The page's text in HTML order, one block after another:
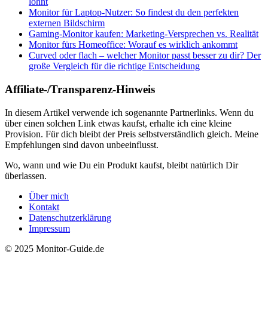
Monitor für Laptop-Nutzer: So findest du den perfekten
externen Bildschirm
Gaming-Monitor kaufen: Marketing-Versprechen vs. Realität
Monitor fürs Homeoffice: Worauf es wirklich ankommt
Curved oder flach – welcher Monitor passt besser zu dir? Der
große Vergleich für die richtige Entscheidung
Affiliate-/Transparenz-Hinweis
In diesem Artikel verwende ich sogenannte Partnerlinks. Wenn du
über einen solchen Link etwas kaufst, erhalte ich eine kleine
Provision. Für dich bleibt der Preis selbstverständlich gleich. Meine
Empfehlungen sind davon unbeeinflusst.
Wo, wann und wie Du ein Produkt kaufst, bleibt natürlich Dir
überlassen.
Über mich
Kontakt
Datenschutzerklärung
Impressum
© 2025 Monitor-Guide.de